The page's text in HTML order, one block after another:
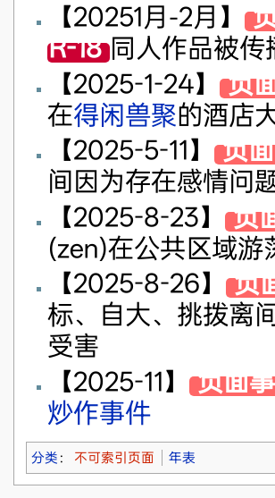
【20251月-2月】
R-18同人作品被传
【2025-1-24】 负
在得闲兽聚的酒店
【2025-5-11】 负
间因为存在感情问
【2025-8-23】 负
(zen)在公共区域游
【2025-8-26】 负
标、自大、挑拨离
受害
【2025-11】 负面
炒作事件
分类 ： 不可索引页面 年表